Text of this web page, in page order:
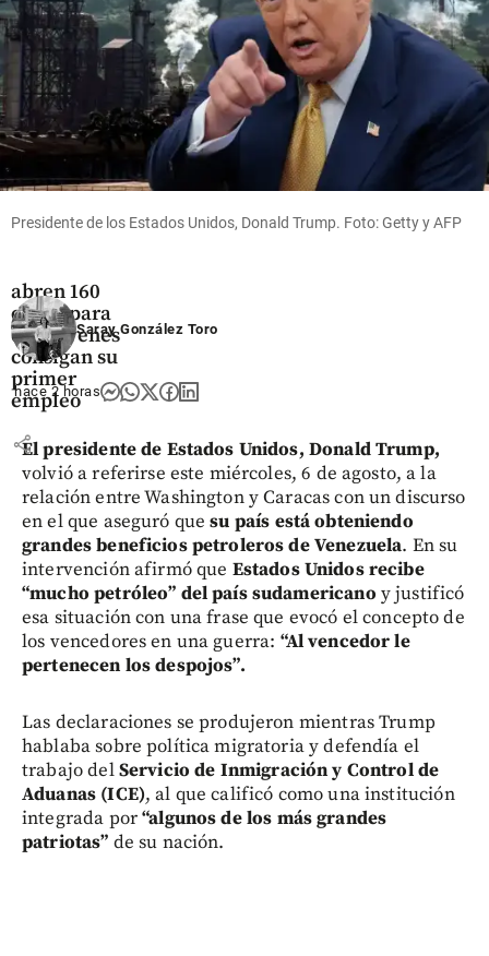
share
Economía
Universidad
abren 160
cupos para
que jóvenes
consigan su
primer
empleo
share
Presidente de los Estados Unidos, Donald Trump. Foto: Getty y AFP
Saray González Toro
hace 2 horas
El presidente de Estados Unidos, Donald Trump,
volvió a referirse este miércoles, 6 de agosto, a la
relación entre Washington y Caracas con un discurso
en el que aseguró quesu país está obteniendo
grandes beneficios petroleros de Venezuela. En su
intervención afirmó que Estados Unidos recibe
“mucho petróleo” del país sudamericano y justificó
esa situación con una frase que evocó el concepto de
los vencedores en una guerra: “Al vencedor le
pertenecen los despojos”.
Las declaraciones se produjeron mientras Trump
hablaba sobre política migratoria y defendía el
trabajo delServicio de Inmigración y Control de
Aduanas (ICE), al que calificó como una institución
integrada por“algunos de los más grandes
patriotas” de su nación.